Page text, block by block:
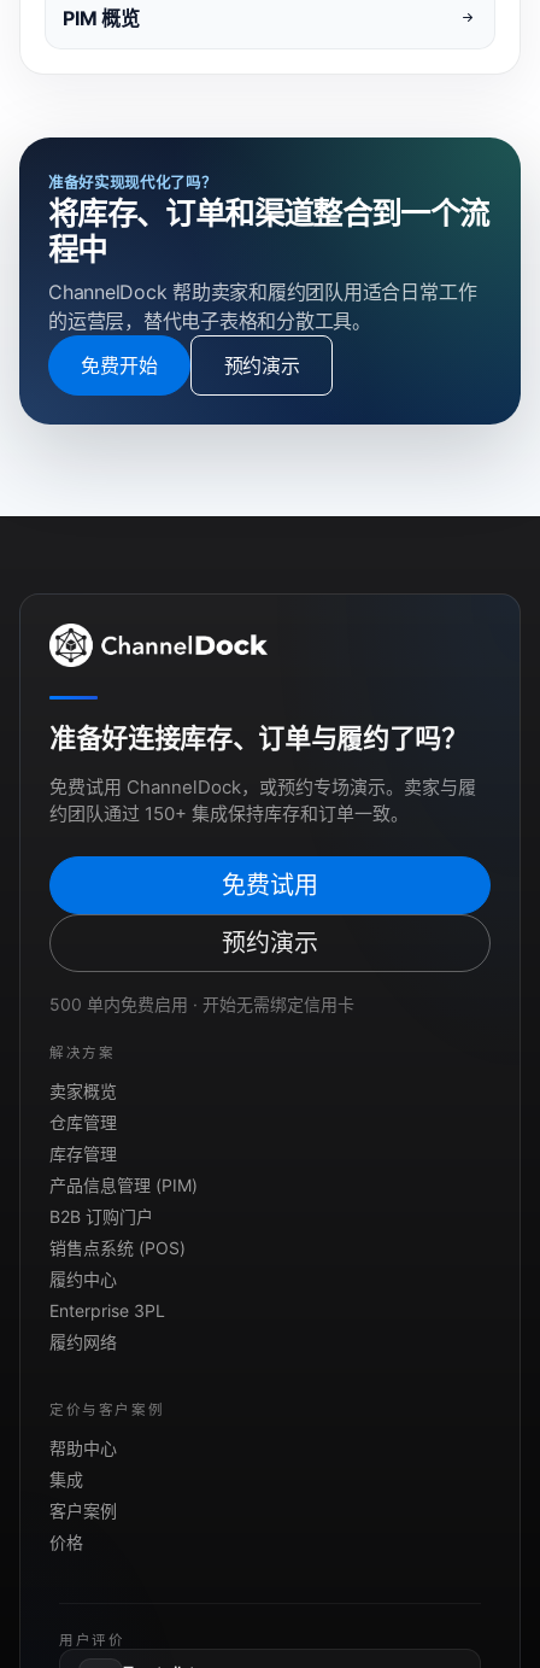
PIM 概览
准备好实现现代化了吗？
将库存、订单和渠道整合到一个流
程中
ChannelDock 帮助卖家和履约团队用适合日常工作
的运营层，替代电子表格和分散工具。
免费开始
预约演示
准备好连接库存、订单与履约了吗？
免费试用 ChannelDock，或预约专场演示。卖家与履
约团队通过 150+ 集成保持库存和订单一致。
免费试用
预约演示
500 单内免费启用 · 开始无需绑定信用卡
解决方案
卖家概览
仓库管理
库存管理
产品信息管理 (PIM)
B2B 订购门户
销售点系统 (POS)
履约中心
Enterprise 3PL
履约网络
定价与客户案例
帮助中心
集成
客户案例
价格
用户评价